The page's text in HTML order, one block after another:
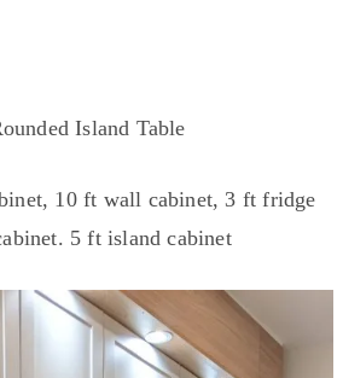
Island Table
10 ft wall cabinet, 3 ft fridge
5 ft island cabinet